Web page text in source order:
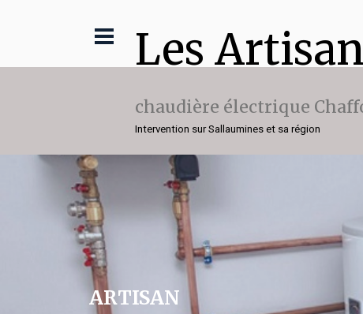
Les
chaudière électrique
Intervention sur Sallaumines et sa région
ARTISAN